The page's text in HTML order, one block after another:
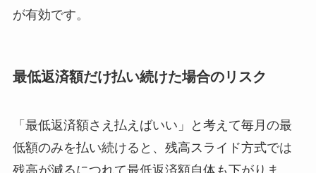
が有効です。
最低返済額だけ払い続けた場合のリスク
「最低返済額さえ払えばいい」と考えて毎月の最
低額のみを払い続けると、残高スライド方式では